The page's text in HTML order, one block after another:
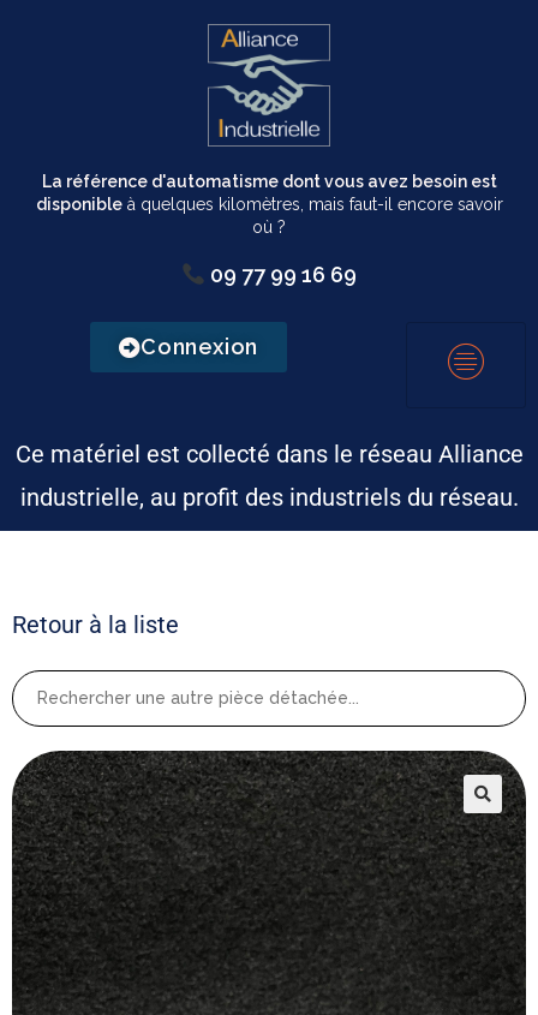
La référence d'automatisme dont vous avez besoin est
disponibleà quelques kilomètres, mais faut-il encore savoir
où ?
09 77 99 16 69
Connexion
Ce matériel est collecté dans le réseau Alliance
industrielle, au profit des industriels du réseau.
Retour à la liste